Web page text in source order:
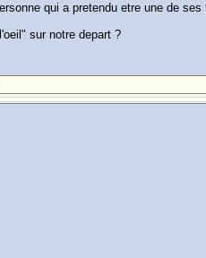
qui a pretendu etre une de ses
sur notre depart ?